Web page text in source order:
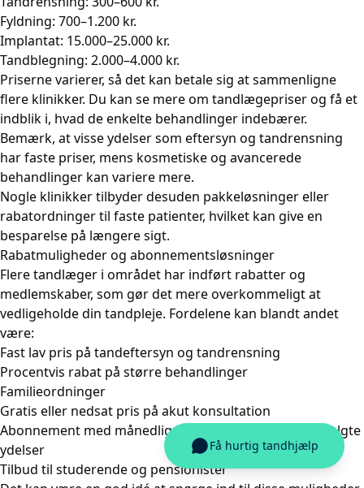
Fyldning: 700–1.200 kr.
Implantat: 15.000–25.000 kr.
Tandblegning: 2.000–4.000 kr.
Priserne varierer, så det kan betale sig at sammenligne
flere klinikker. Du kan se mere om tandlægepriserog få et
indblik i, hvad de enkelte behandlinger indebærer.
Bemærk, at visse ydelser som eftersyn og tandrensning
har faste priser, mens kosmetiske og avancerede
behandlinger kan variere mere.
Nogle klinikker tilbyder desuden pakkeløsninger eller
rabatordninger til faste patienter, hvilket kan give en
besparelse på længere sigt.
Rabatmuligheder og abonnementsløsninger
Flere tandlæger i området har indført rabatter og
medlemskaber, som gør det mere overkommeligt at
vedligeholde din tandpleje. Fordelene kan blandt andet
være:
Fast lav pris på tandeftersyn og tandrensning
Procentvis rabat på større behandlinger
Familieordninger
Gratis eller nedsat pris på akut konsultation
Abonnement med månedlig betaling, der dækker udvalgte
ydelser
Tilbud til studerende og pensionister